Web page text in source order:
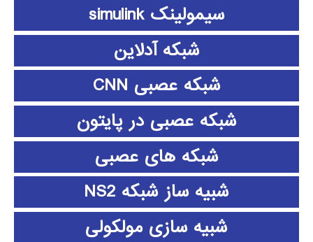
سیمولینک simulink
شبکه آدلاین
شبکه عصبی CNN
شبکه عصبی در پایتون
شبکه های عصبی
شبیه ساز شبکه NS2
شبیه سازی مولکولی